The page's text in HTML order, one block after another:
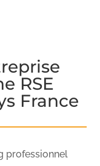
RSE
France
professionnel